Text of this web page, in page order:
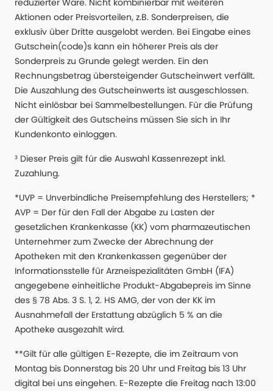
reduzierter Ware. Nicht kombinierbar mit weiteren
Aktionen oder Preisvorteilen, z.B. Sonderpreisen, die
exklusiv über Dritte ausgelobt werden. Bei Eingabe eines
Gutschein(code)s kann ein höherer Preis als der
Sonderpreis zu Grunde gelegt werden. Ein den
Rechnungsbetrag übersteigender Gutscheinwert verfällt.
Die Auszahlung des Gutscheinwerts ist ausgeschlossen.
Nicht einlösbar bei Sammelbestellungen. Für die Prüfung
der Gültigkeit des Gutscheins müssen Sie sich in Ihr
Kundenkonto einloggen.
³ Dieser Preis gilt für die Auswahl Kassenrezept inkl.
Zuzahlung.
*UVP = Unverbindliche Preisempfehlung des Herstellers; *
AVP = Der für den Fall der Abgabe zu Lasten der
gesetzlichen Krankenkasse (KK) vom pharmazeutischen
Unternehmer zum Zwecke der Abrechnung der
Apotheken mit den Krankenkassen gegenüber der
Informationsstelle für Arzneispezialitäten GmbH (IFA)
angegebene einheitliche Produkt-Abgabepreis im Sinne
des § 78 Abs. 3 S. 1, 2. HS AMG, der von der KK im
Ausnahmefall der Erstattung abzüglich 5 % an die
Apotheke ausgezahlt wird.
**Gilt für alle gültigen E-Rezepte, die im Zeitraum von
Montag bis Donnerstag bis 20 Uhr und Freitag bis 13 Uhr
digital bei uns eingehen. E-Rezepte die Freitag nach 13:00